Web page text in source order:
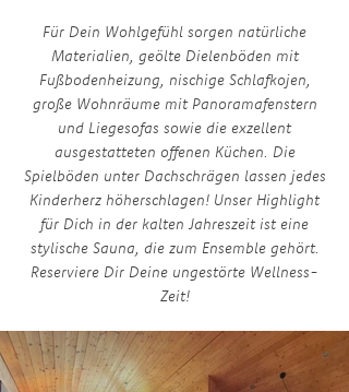
Für Dein Wohlgefühl sorgen natürliche
Materialien, geölte Dielenböden mit
Fußbodenheizung, nischige Schlafkojen,
große Wohnräume mit Panoramafenstern
und Liegesofas sowie die exzellent
ausgestatteten offenen Küchen. Die
Spielböden unter Dachschrägen lassen jedes
Kinderherz höherschlagen! Unser Highlight
für Dich in der kalten Jahreszeit ist eine
stylische Sauna, die zum Ensemble gehört.
Reserviere Dir Deine ungestörte Wellness-
Zeit!